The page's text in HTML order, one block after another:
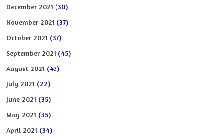
December 2021 (30)
November 2021 (37)
October 2021 (37)
September 2021 (45)
August 2021 (43)
July 2021 (22)
June 2021 (35)
May 2021 (35)
April 2021 (34)